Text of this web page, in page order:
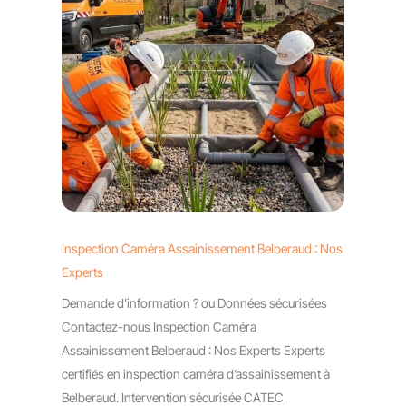
Inspection Caméra Assainissement Belberaud : Nos
Experts
Demande d’information ? ou Données sécurisées
Contactez-nous Inspection Caméra
Assainissement Belberaud : Nos Experts Experts
certifiés en inspection caméra d’assainissement à
Belberaud. Intervention sécurisée CATEC,